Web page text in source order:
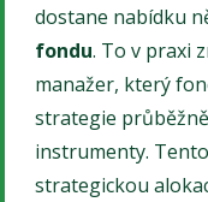
dostane nabídku
fondu. To v praxi
manažer, který
strategie
instrumenty.
strategickou